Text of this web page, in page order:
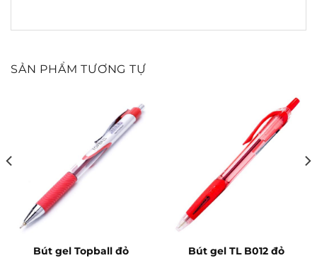
SẢN PHẨM TƯƠNG TỰ
Bút gel Topball đỏ Bút gel TL B012 đỏ